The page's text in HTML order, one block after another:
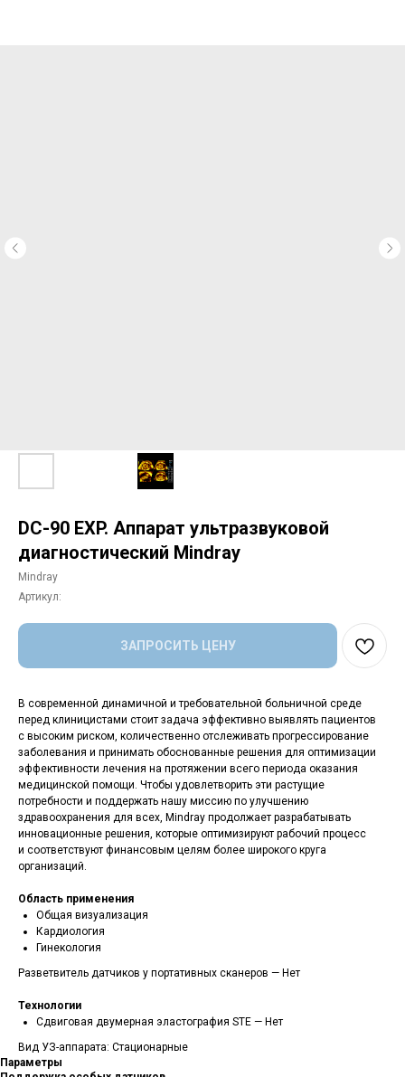
DC-90 EXP. Аппарат ультразвуковой
диагностический Mindray
Mindray
Артикул:
ЗАПРОСИТЬ ЦЕНУ
В современной динамичной и требовательной больничной среде
перед клиницистами стоит задача эффективно выявлять пациентов
с высоким риском, количественно отслеживать прогрессирование
заболевания и принимать обоснованные решения для оптимизации
эффективности лечения на протяжении всего периода оказания
медицинской помощи. Чтобы удовлетворить эти растущие
потребности и поддержать нашу миссию по улучшению
здравоохранения для всех, Mindray продолжает разрабатывать
инновационные решения, которые оптимизируют рабочий процесс
и соответствуют финансовым целям более широкого круга
организаций.
Область применения
Общая визуализация
Кардиология
Гинекология
Разветвитель датчиков у портативных сканеров — Нет
Технологии
Сдвиговая двумерная эластография STE — Нет
Вид УЗ-аппарата: Cтационарные
Параметры